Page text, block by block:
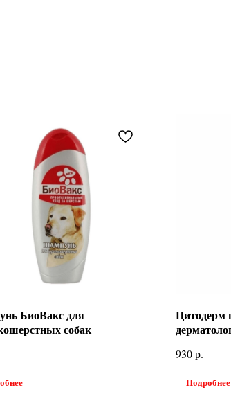
БиоВакс для
собак
Цитодерм
930р.
Подробнее